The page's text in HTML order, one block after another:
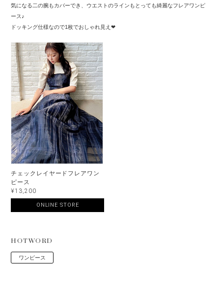
気になる二の腕もカバーでき、ウエストのラインもとっても綺麗なフレアワンピ
ース♪
ドッキング仕様なので1枚でおしゃれ見え❤︎
チェックレイヤードフレアワン
ピース
¥13,200
ONLINE STORE
HOTWORD
ワンピース